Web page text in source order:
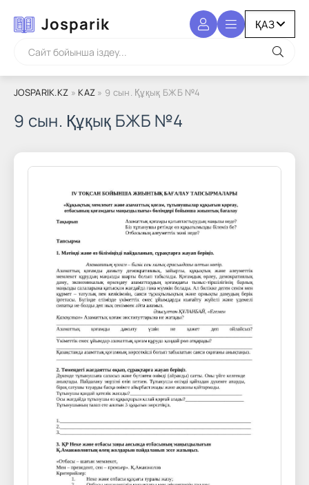
Josparik
JOSPARIK.KZ » KAZ » 9 сын. Құқық БЖБ №4
9 сын. Құқық БЖБ №4